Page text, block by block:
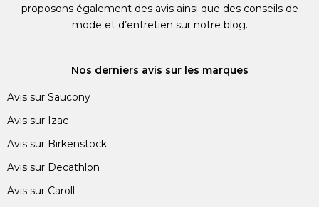
proposons également des avis ainsi que des conseils de
mode et d’entretien sur notre blog.
Nos derniers avis sur les marques
Avis sur Saucony
Avis sur Izac
Avis sur Birkenstock
Avis sur Decathlon
Avis sur Caroll